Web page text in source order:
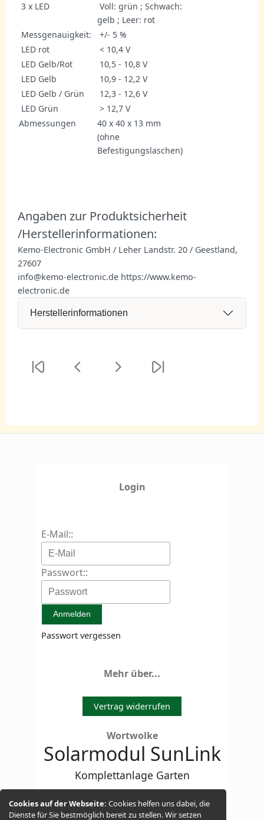
Cookies auf der Webseite:Cookies helfen uns dabei, die
Dienste für Sie bestmöglich bereit zu stellen. Wir setzen
3 x LED
Voll: grün ; Schwach:
gelb ; Leer: rot
Messgenauigkeit:
+/- 5 %
LED rot
< 10,4 V
LED Gelb/Rot
10,5 - 10,8 V
LED Gelb
10,9 - 12,2 V
LED Gelb / Grün
12,3 - 12,6 V
LED Grün
> 12,7 V
Abmessungen
40 x 40 x 13 mm
(ohne
Befestigungslaschen)
Angaben zur Produktsicherheit
/Herstellerinformationen:
Kemo-Electronic GmbH / Leher Landstr. 20 / Geestland,
27607
info@kemo-electronic.de https://www.kemo-
electronic.de
Herstellerinformationen
Login
E-Mail::
Passwort::
Passwort vergessen
Mehr über...
Vertrag widerrufen
Wortwolke
Solarmodul SunLink
Komplettanlage Garten
Energiesparlampe
Kühltruhe